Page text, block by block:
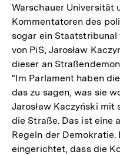
Warschauer Universität
Kommentatoren des
sogar ein
von PiS, Jarosław
dieser an
"Im Parlament haben
das zu sagen, was sie
Jarosław Kaczyński
die Straße. Das ist eine
Regeln der
eingerichtet, dass die